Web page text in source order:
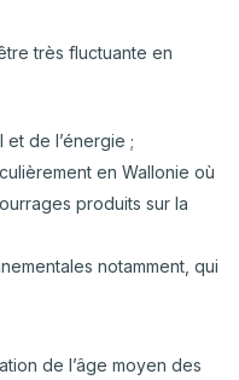
très fluctuante en
de l’énergie ;
en Wallonie où
produits sur la
notamment, qui
de l’âge moyen des